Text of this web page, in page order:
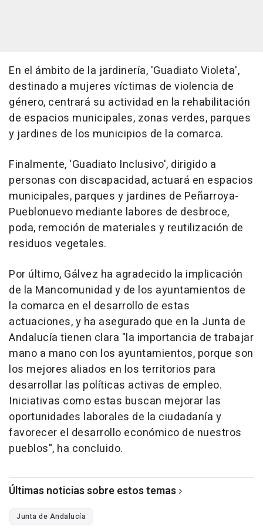
En el ámbito de la jardinería, 'Guadiato Violeta',
destinado a mujeres víctimas de violencia de
género, centrará su actividad en la rehabilitación
de espacios municipales, zonas verdes, parques
y jardines de los municipios de la comarca.
Finalmente, 'Guadiato Inclusivo', dirigido a
personas con discapacidad, actuará en espacios
municipales, parques y jardines de Peñarroya-
Pueblonuevo mediante labores de desbroce,
poda, remoción de materiales y reutilización de
residuos vegetales.
Por último, Gálvez ha agradecido la implicación
de la Mancomunidad y de los ayuntamientos de
la comarca en el desarrollo de estas
actuaciones, y ha asegurado que en la Junta de
Andalucía tienen clara "la importancia de trabajar
mano a mano con los ayuntamientos, porque son
los mejores aliados en los territorios para
desarrollar las políticas activas de empleo.
Iniciativas como estas buscan mejorar las
oportunidades laborales de la ciudadanía y
favorecer el desarrollo económico de nuestros
pueblos", ha concluido.
Últimas noticias sobre estos temas
Junta de Andalucía